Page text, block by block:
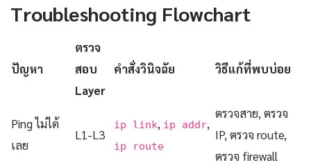
Troubleshooting Flowchart
ปัญหา
ตรวจ
สอบ
Layer
คำสั่งวินิจฉัย วิธีแก้ที่พบบ่อย
Ping ไม่ได้
เลย
L1-L3
ip link, ip addr,
ip route
ตรวจสาย, ตรวจ
IP, ตรวจ route,
ตรวจ firewall